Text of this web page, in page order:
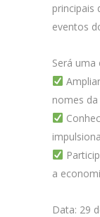
principais
eventos
Será uma
nomes
a
Data: 29